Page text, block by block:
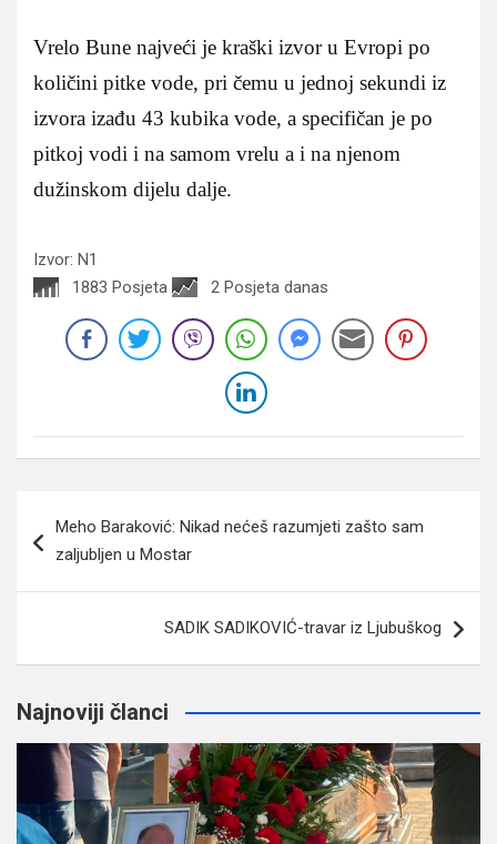
Vrelo Bune najveći je kraški izvor u Evropi po
količini pitke vode, pri čemu u jednoj sekundi iz
izvora izađu 43 kubika vode, a specifičan je po
pitkoj vodi i na samom vrelu a i na njenom
dužinskom dijelu dalje.
Izvor: N1
1883 Posjeta
2 Posjeta danas
članaka
Meho Baraković: Nikad nećeš razumjeti zašto sam
zaljubljen u Mostar
SADIK SADIKOVIĆ-travar iz Ljubuškog
Najnoviji članci